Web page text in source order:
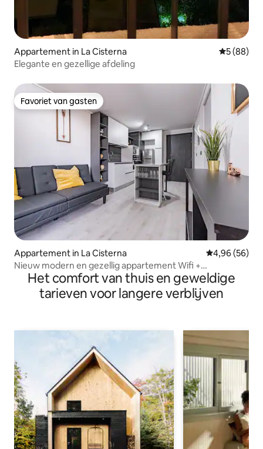
Appartement in La Cisterna
5 (88)
Elegante en gezellige afdeling
Favoriet van gasten
Favoriet van gasten
Appartement in La Cisterna Gemiddelde
4,96 (56)
Nieuw modern en gezellig appartement Wifi +
parkeerplaats
Het comfort van thuis en geweldige
tarieven voor langere verblijven